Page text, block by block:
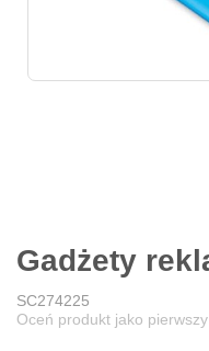
Gadżety
SC274225
Oceń produkt jako